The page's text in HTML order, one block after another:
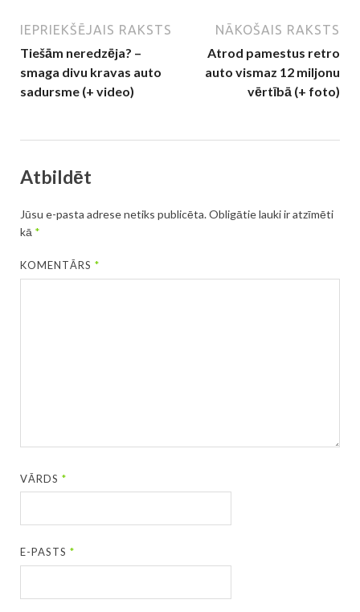
IEPRIEKŠĒJAIS RAKSTS
Tiešām neredzēja? –
smaga divu kravas auto
sadursme (+ video)
NĀKOŠAIS RAKSTS
Atrod pamestus retro
auto vismaz 12 miljonu
vērtībā (+ foto)
Atbildēt
Jūsu e-pasta adrese netiks publicēta.Obligātie lauki ir atzīmēti
kā *
KOMENTĀRS*
VĀRDS*
E-PASTS*